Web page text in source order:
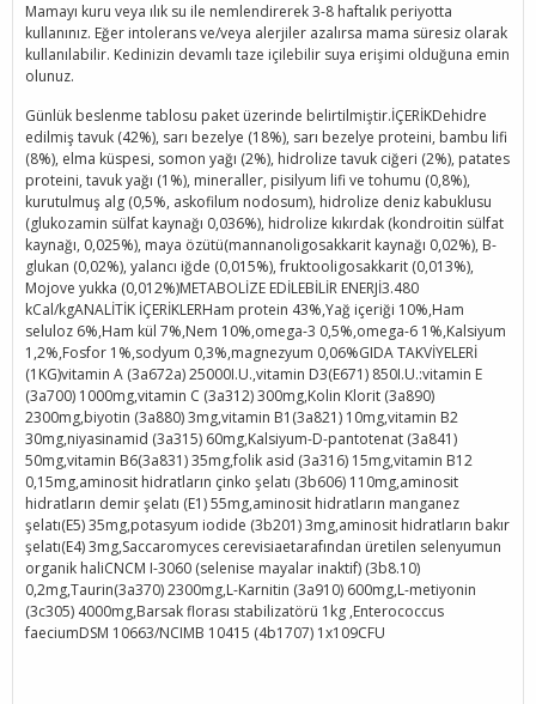
Mamayı kuru veya ılık su ile nemlendirerek 3-8 haftalık periyotta
kullanınız. Eğer intolerans ve/veya alerjiler azalırsa mama süresiz olarak
kullanılabilir. Kedinizin devamlı taze içilebilir suya erişimi olduğuna emin
olunuz.
Günlük beslenme tablosu paket üzerinde belirtilmiştir.İÇERİKDehidre
edilmiş tavuk (42%), sarı bezelye (18%), sarı bezelye proteini, bambu lifi
(8%), elma küspesi, somon yağı (2%), hidrolize tavuk ciğeri (2%), patates
proteini, tavuk yağı (1%), mineraller, pisilyum lifi ve tohumu (0,8%),
kurutulmuş alg (0,5%, askofilum nodosum), hidrolize deniz kabuklusu
(glukozamin sülfat kaynağı 0,036%), hidrolize kıkırdak (kondroitin sülfat
kaynağı, 0,025%), maya özütü(mannanoligosakkarit kaynağı 0,02%), B-
glukan (0,02%), yalancı iğde (0,015%), fruktooligosakkarit (0,013%),
Mojove yukka (0,012%)METABOLİZE EDİLEBİLİR ENERJİ3.480
kCal/kgANALİTİK İÇERİKLERHam protein 43%,Yağ içeriği 10%,Ham
seluloz 6%,Ham kül 7%,Nem 10%,omega-3 0,5%,omega-6 1%,Kalsiyum
1,2%,Fosfor 1%,sodyum 0,3%,magnezyum 0,06%GIDA TAKVİYELERİ
(1KG)vitamin A (3a672a) 25000I.U.,vitamin D3(E671) 850I.U.:vitamin E
(3a700) 1000mg,vitamin C (3a312) 300mg,Kolin Klorit (3a890)
2300mg,biyotin (3a880) 3mg,vitamin B1(3a821) 10mg,vitamin B2
30mg,niyasinamid (3a315) 60mg,Kalsiyum-D-pantotenat (3a841)
50mg,vitamin B6(3a831) 35mg,folik asid (3a316) 15mg,vitamin B12
0,15mg,aminosit hidratların çinko şelatı (3b606) 110mg,aminosit
hidratların demir şelatı (E1) 55mg,aminosit hidratların manganez
şelatı(E5) 35mg,potasyum iodide (3b201) 3mg,aminosit hidratların bakır
şelatı(E4) 3mg,Saccaromyces cerevisiaetarafından üretilen selenyumun
organik haliCNCM I-3060 (selenise mayalar inaktif) (3b8.10)
0,2mg,Taurin(3a370) 2300mg,L-Karnitin (3a910) 600mg,L-metiyonin
(3c305) 4000mg,Barsak florası stabilizatörü 1kg ,Enterococcus
faeciumDSM 10663/NCIMB 10415 (4b1707) 1x109CFU